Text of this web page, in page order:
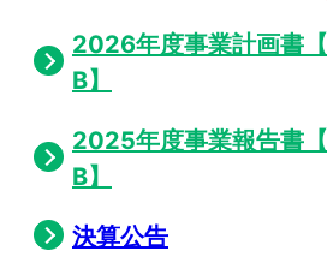
2026年度事業計画書
B】
2025年度事業報告書
B】
決算公告